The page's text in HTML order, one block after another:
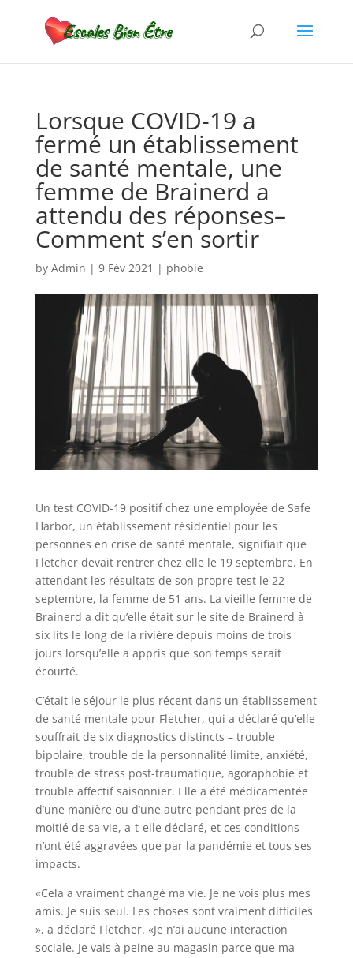
Lorsque COVID-19 a
fermé un établissement
de santé mentale, une
femme de Brainerd a
attendu des réponses–
Comment s’en sortir
by Admin | 9 Fév 2021 | phobie
Un test COVID-19 positif chez une employée de Safe
Harbor, un établissement résidentiel pour les
personnes en crise de santé mentale, signifiait que
Fletcher devait rentrer chez elle le 19 septembre. En
attendant les résultats de son propre test le 22
septembre, la femme de 51 ans. La vieille femme de
Brainerd a dit qu’elle était sur le site de Brainerd à
six lits le long de la rivière depuis moins de trois
jours lorsqu’elle a appris que son temps serait
écourté.
C’était le séjour le plus récent dans un établissement
de santé mentale pour Fletcher, qui a déclaré qu’elle
souffrait de six diagnostics distincts – trouble
bipolaire, trouble de la personnalité limite, anxiété,
trouble de stress post-traumatique, agoraphobie et
trouble affectif saisonnier. Elle a été médicamentée
d’une manière ou d’une autre pendant près de la
moitié de sa vie, a-t-elle déclaré, et ces conditions
n’ont été aggravées que par la pandémie et tous ses
impacts.
«Cela a vraiment changé ma vie. Je ne vois plus mes
amis. Je suis seul. Les choses sont vraiment difficiles
», a déclaré Fletcher. «Je n’ai aucune interaction
sociale. Je vais à peine au magasin parce que ma